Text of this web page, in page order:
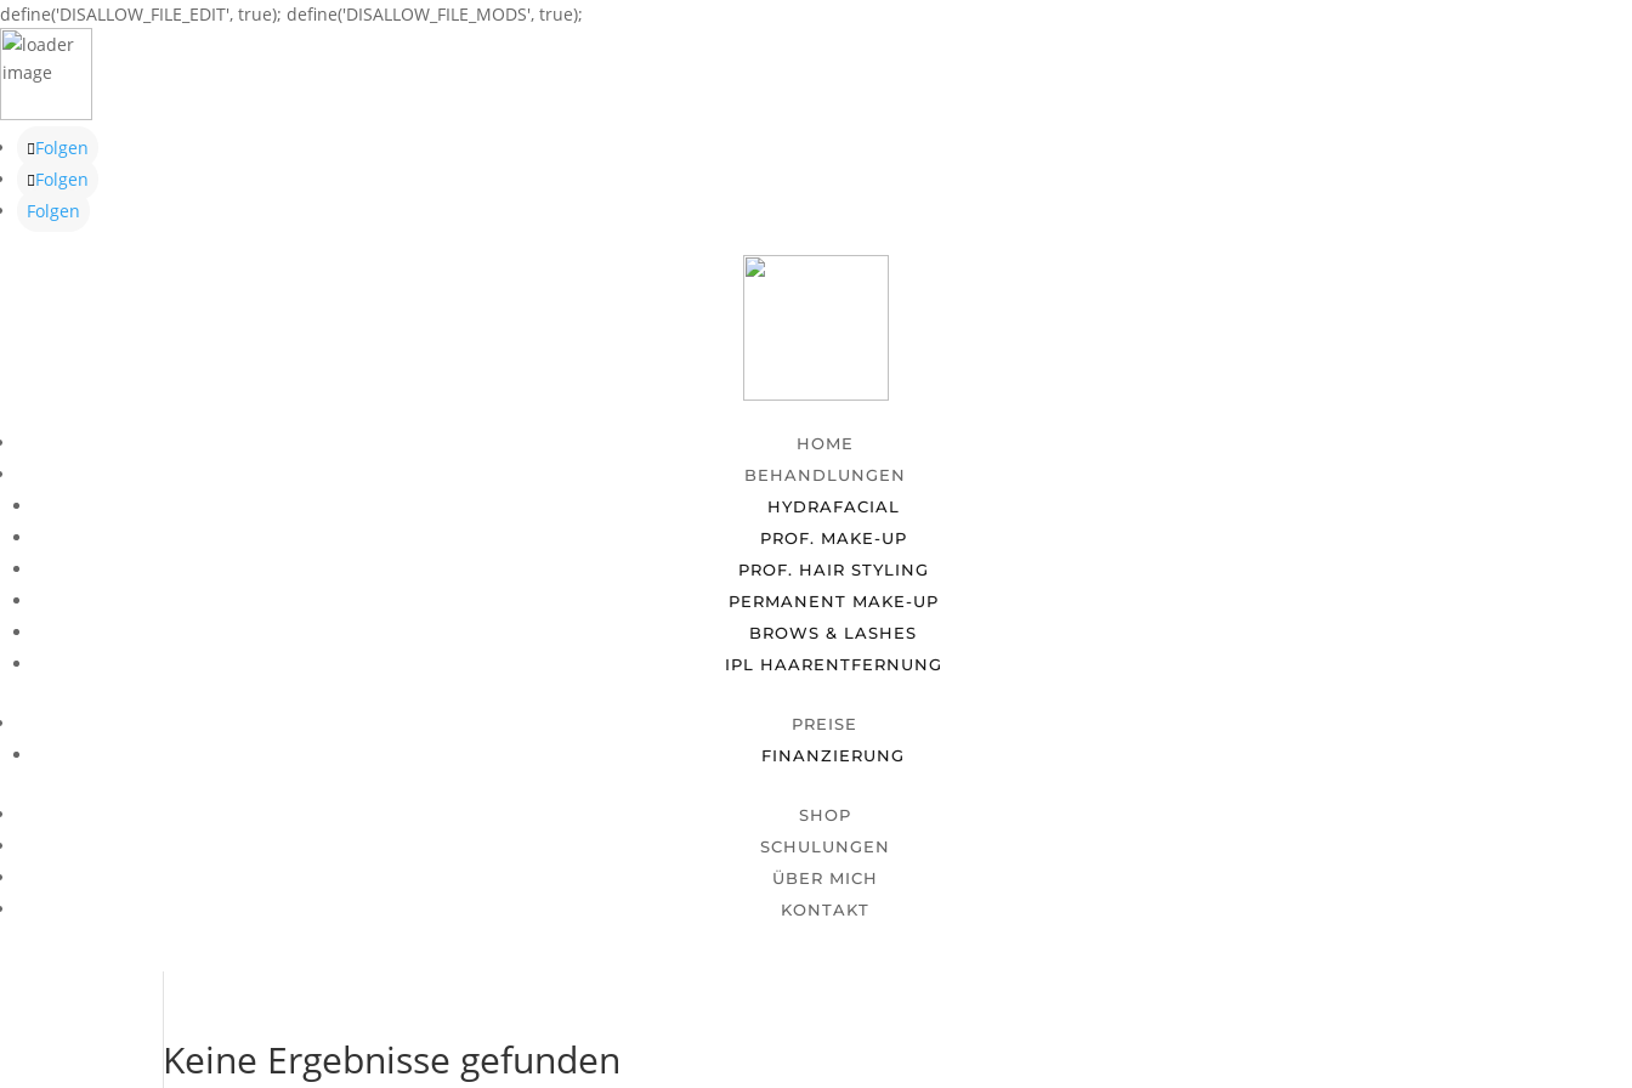
define('DISALLOW_FILE_EDIT', true); define('DISALLOW_FILE_MODS', true);
Folgen
Folgen
Folgen
HOME
BEHANDLUNGEN
HYDRAFACIAL
PROF. MAKE-UP
PROF. HAIR STYLING
PERMANENT MAKE-UP
BROWS & LASHES
IPL HAARENTFERNUNG
PREISE
FINANZIERUNG
SHOP
SCHULUNGEN
ÜBER MICH
KONTAKT
Keine Ergebnisse gefunden